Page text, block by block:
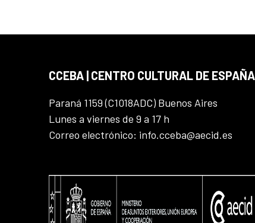
CCEBA | CENTRO CULTURAL DE
Paraná 1159 (C1018ADC) Buenos Aires
Lunes a viernes de 9 a 17 h
Correo electrónico: info.cceba@aecid.es